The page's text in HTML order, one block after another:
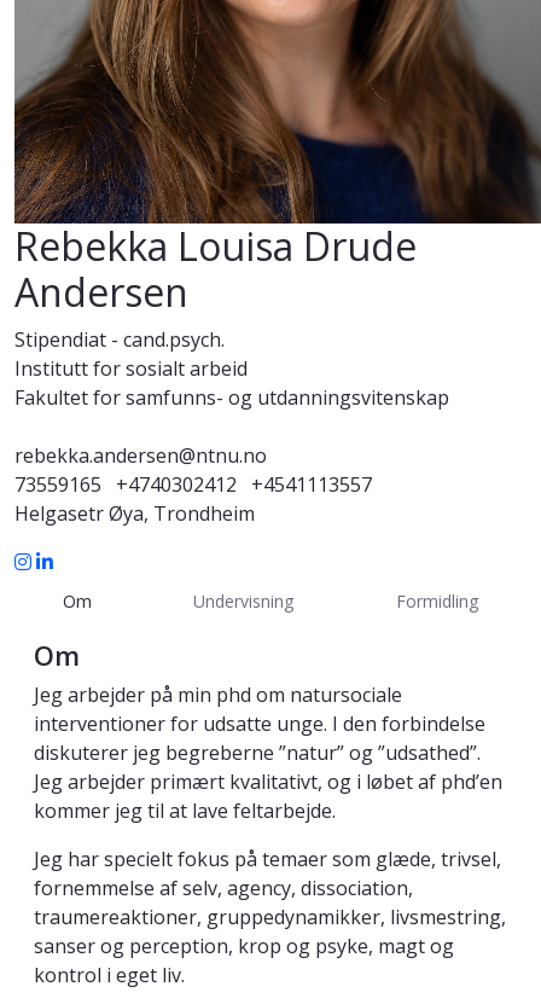
Rebekka Louisa Drude
Andersen
Stipendiat - cand.psych.
Institutt for sosialt arbeid
Fakultet for samfunns- og utdanningsvitenskap
rebekka.andersen@ntnu.no
73559165
+4740302412
+4541113557
Helgasetr Øya, Trondheim
Om Undervisning Formidling
Om
Jeg arbejder på min phd om natursociale
interventioner for udsatte unge. I den forbindelse
diskuterer jeg begreberne ”natur” og ”udsathed”.
Jeg arbejder primært kvalitativt, og i løbet af phd’en
kommer jeg til at lave feltarbejde.
Jeg har specielt fokus på temaer som glæde, trivsel,
fornemmelse af selv, agency, dissociation,
traumereaktioner, gruppedynamikker, livsmestring,
sanser og perception, krop og psyke, magt og
kontrol i eget liv.